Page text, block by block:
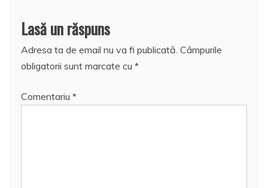
Lasă un răspuns
Adresa ta de email nu va fi publicată. Câmpurile
obligatorii sunt marcate cu *
Comentariu *